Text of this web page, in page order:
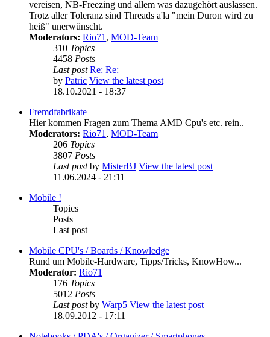
vereisen, NB-Freezing und allem was dazugehört auslassen.
Trotz aller Toleranz sind Threads a'la "mein Duron wird zu
heiß" unerwünscht.
Moderators: Rio71, MOD-Team
310 Topics
4458 Posts
Last post Re: Re:
by Patric View the latest post
18.10.2021 - 18:37
Fremdfabrikate
Hier kommen Fragen zum Thema AMD Cpu's etc. rein..
Moderators: Rio71, MOD-Team
206 Topics
3807 Posts
Last postby MisterBJ View the latest post
11.06.2024 - 21:11
Mobile !
Topics
Posts
Last post
Mobile CPU's / Boards / Knowledge
Rund um Mobile-Hardware, Tipps/Tricks, KnowHow...
Moderator: Rio71
176 Topics
5012 Posts
Last postby Warp5 View the latest post
18.09.2012 - 17:11